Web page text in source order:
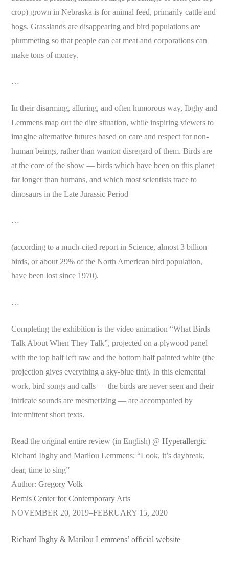
crop) grown in Nebraska is for animal feed, primarily cattle and
hogs. Grasslands are disappearing and bird populations are
plummeting so that people can eat meat and corporations can
make tons of money.
…
In their disarming, alluring, and often humorous way, Ibghy and
Lemmens map out the dire situation, while inspiring viewers to
imagine alternative futures based on care and respect for non-
human beings, rather than wanton disregard of them. Birds are
at the core of the show — birds which have been on this planet
far longer than humans, and which most scientists trace to
dinosaurs in the Late Jurassic Period
…
(according to a much-cited report in Science, almost 3 billion
birds, or about 29% of the North American bird population,
have been lost since 1970).
…
Completing the exhibition is the video animation “What Birds
Talk About When They Talk”, projected on a plywood panel
with the top half left raw and the bottom half painted white (the
projection gives everything a sky-blue tint). In this elemental
work, bird songs and calls — the birds are never seen and their
intricate sounds are mesmerizing — are accompanied by
intermittent short texts.
Read the original entire review (in English) @Hyperallergic
Richard Ibghy and Marilou Lemmens: “Look, it’s daybreak,
dear, time to sing”
Author:Gregory Volk
Bemis Center for Contemporary Arts
NOVEMBER 20, 2019–FEBRUARY 15, 2020
Richard Ibghy & Marilou Lemmens’ official website